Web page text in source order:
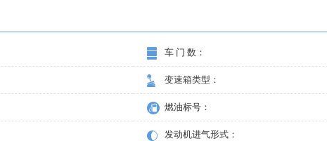
车 门 数：
变速箱类型：
燃油标号：
发动机进气形式：